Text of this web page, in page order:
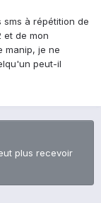
sms à répétition de
et de mon
manip, je ne
peut-il
plus recevoir